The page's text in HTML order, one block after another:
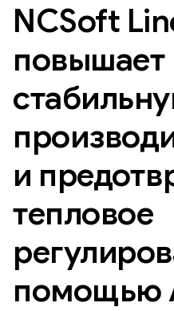
NCSoft
повышает
и
тепловое
помощью